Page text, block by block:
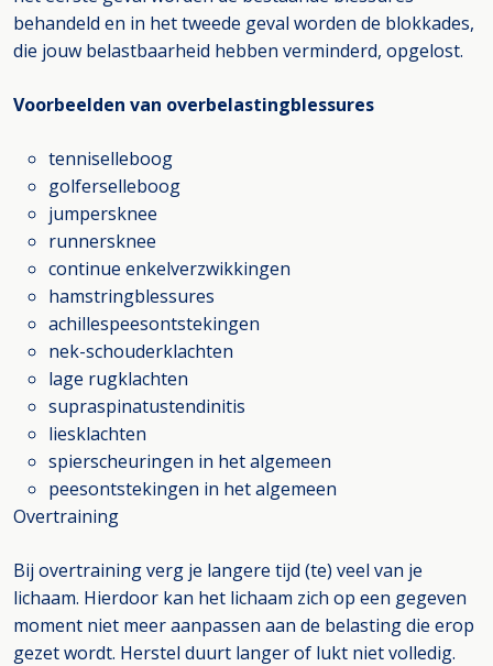
behandeld en in het tweede geval worden de blokkades,
die jouw belastbaarheid hebben verminderd, opgelost.
Voorbeelden van overbelastingblessures
tenniselleboog
golferselleboog
jumpersknee
runnersknee
continue enkelverzwikkingen
hamstringblessures
achillespeesontstekingen
nek-schouderklachten
lage rugklachten
supraspinatustendinitis
liesklachten
spierscheuringen in het algemeen
peesontstekingen in het algemeen
Overtraining
Bij overtraining verg je langere tijd (te) veel van je
lichaam. Hierdoor kan het lichaam zich op een gegeven
moment niet meer aanpassen aan de belasting die erop
gezet wordt. Herstel duurt langer of lukt niet volledig.